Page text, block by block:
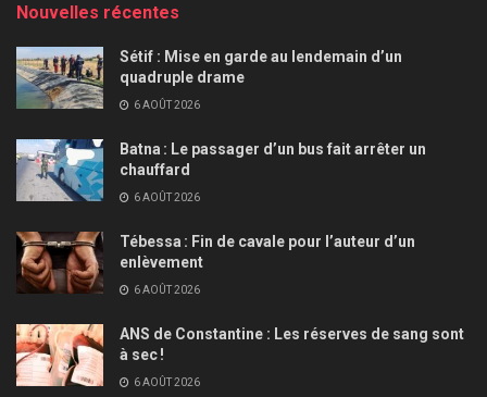
Nouvelles récentes
Sétif : Mise en garde au lendemain d’un
quadruple drame
6 AOÛT 2026
Batna : Le passager d’un bus fait arrêter un
chauffard
6 AOÛT 2026
Tébessa : Fin de cavale pour l’auteur d’un
enlèvement
6 AOÛT 2026
ANS de Constantine : Les réserves de sang sont
à sec !
6 AOÛT 2026